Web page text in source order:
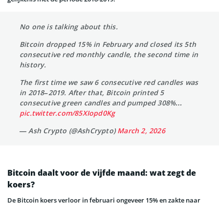
No one is talking about this.
Bitcoin dropped 15% in February and closed its 5th
consecutive red monthly candle, the second time in
history.
The first time we saw 6 consecutive red candles was
in 2018–2019. After that, Bitcoin printed 5
consecutive green candles and pumped 308%…
pic.twitter.com/85XIopd0Kg
— Ash Crypto (@AshCrypto)March 2, 2026
Bitcoin daalt voor de vijfde maand: wat zegt de
koers?
De Bitcoin koers verloor in februari ongeveer 15% en zakte naar